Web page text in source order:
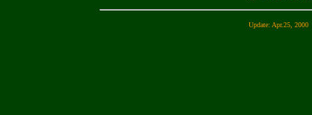
Update: Apr.25, 2000